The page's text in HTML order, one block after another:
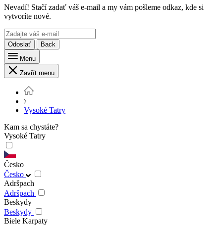
Nevadí! Stačí zadať váš e-mail a my vám pošleme odkaz, kde si
vytvoríte nové.
Odoslať
Back
Menu
Zavřít menu
Vysoké Tatry
Kam sa chystáte?
Vysoké Tatry
Česko
Česko
Adršpach
Adršpach
Beskydy
Beskydy
Biele Karpaty